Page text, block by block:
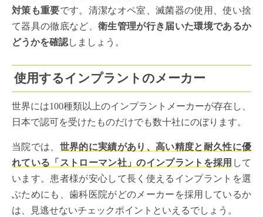
対策も重要です。清潔なオペ室、滅菌器の使用、使い捨
て器具の徹底など、 衛生管理が行き届いた環境であるか
どうかを確認しましょう。
使用するインプラントのメーカー
世界には100種類以上のインプラントメーカーが存在し、
日本で認可を受けたものだけでも数十社にのぼります。
当院では、 世界的に実績があり、高い精度と耐久性に優
れている「ストローマン社」のインプラントを採用 して
います。患者様が安心して長く使えるインプラントを選
ぶためにも、歯科医院がどのメーカーを採用しているか
は、見逃せないチェックポイントといえるでしょう。